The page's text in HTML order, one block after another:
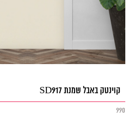
קוינטק באבל שמנת SD917
990